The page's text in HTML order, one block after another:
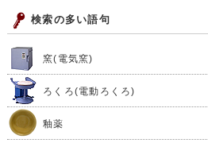
検索の多い語句
窯(電気窯)
ろくろ(電動ろくろ)
釉薬